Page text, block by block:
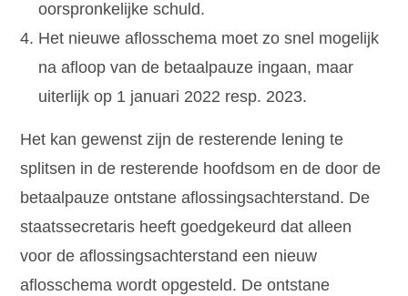
oorspronkelijke schuld.
Het nieuwe aflosschema moet zo snel mogelijk
na afloop van de betaalpauze ingaan, maar
uiterlijk op 1 januari 2022 resp. 2023.
Het kan gewenst zijn de resterende lening te
splitsen in de resterende hoofdsom en de door de
betaalpauze ontstane aflossingsachterstand. De
staatssecretaris heeft goedgekeurd dat alleen
voor de aflossingsachterstand een nieuw
aflosschema wordt opgesteld. De ontstane